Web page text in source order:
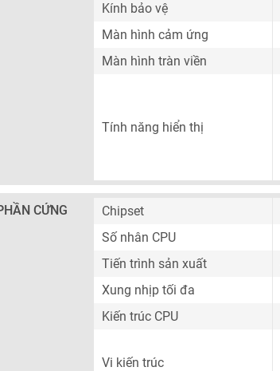
Kính bảo vệ
Màn hình cảm ứng
Màn hình tràn viền
Tính năng hiển thị
CỨNG Chipset
Số nhân CPU
Tiến trình sản xuất
Xung nhịp tối đa
Kiến trúc CPU
Vi kiến trúc